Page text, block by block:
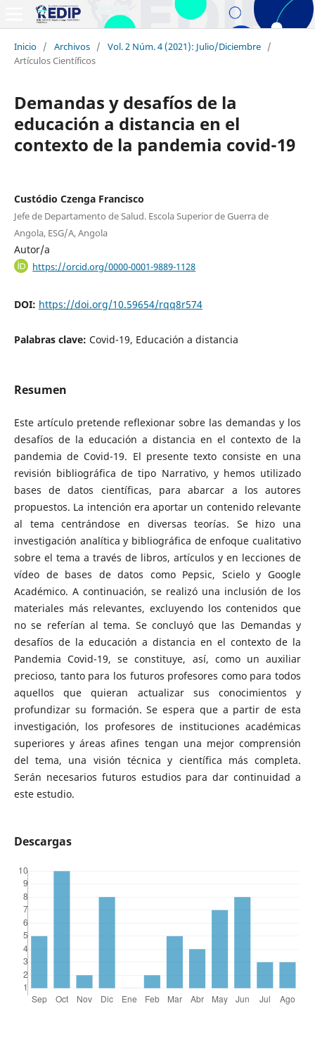
Inicio / Archivos / Vol. 2 Núm. 4 (2021): Julio/Diciembre /
Artículos Científicos
Demandas y desafíos de la
educación a distancia en el
contexto de la pandemia covid-19
Custódio Czenga Francisco
Jefe de Departamento de Salud. Escola Superior de Guerra de
Angola, ESG/A, Angola
Autor/a
https://orcid.org/0000-0001-9889-1128
DOI: https://doi.org/10.59654/rqq8r574
Palabras clave: Covid-19, Educación a distancia
Resumen
Este artículo pretende reflexionar sobre las demandas y los
desafíos de la educación a distancia en el contexto de la
pandemia de Covid-19. El presente texto consiste en una
revisión bibliográfica de tipo Narrativo, y hemos utilizado
bases de datos científicas, para abarcar a los autores
propuestos. La intención era aportar un contenido relevante
al tema centrándose en diversas teorías. Se hizo una
investigación analítica y bibliográfica de enfoque cualitativo
sobre el tema a través de libros, artículos y en lecciones de
vídeo de bases de datos como Pepsic, Scielo y Google
Académico. A continuación, se realizó una inclusión de los
materiales más relevantes, excluyendo los contenidos que
no se referían al tema. Se concluyó que las Demandas y
desafíos de la educación a distancia en el contexto de la
Pandemia Covid-19, se constituye, así, como un auxiliar
precioso, tanto para los futuros profesores como para todos
aquellos que quieran actualizar sus conocimientos y
profundizar su formación. Se espera que a partir de esta
investigación, los profesores de instituciones académicas
superiores y áreas afines tengan una mejor comprensión
del tema, una visión técnica y científica más completa.
Serán necesarios futuros estudios para dar continuidad a
este estudio.
Descargas